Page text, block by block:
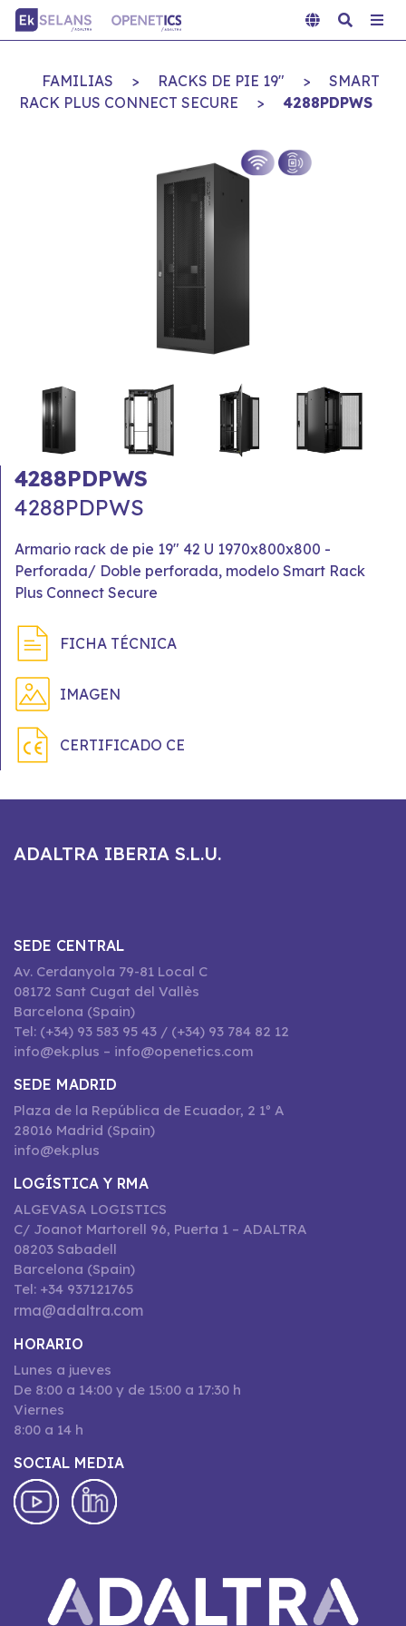
FAMILIAS > RACKS DE PIE 19" >
SMART
RACK PLUS CONNECT SECURE
> 4288PDPWS
4288PDPWS
4288PDPWS
Armario rack de pie 19" 42 U 1970x800x800 -
Perforada/ Doble perforada, modelo Smart Rack
Plus Connect Secure
FICHA TÉCNICA
IMAGEN
CERTIFICADO CE
ADALTRA IBERIA S.L.U.
SEDE CENTRAL
Av. Cerdanyola 79-81 Local C
08172 Sant Cugat del Vallès
Barcelona (Spain)
Tel: (+34) 93 583 95 43 / (+34) 93 784 82 12
info@ek.plus – info@openetics.com
SEDE MADRID
Plaza de la República de Ecuador, 2 1º A
28016 Madrid (Spain)
info@ek.plus
LOGÍSTICA Y RMA
ALGEVASA LOGISTICS
C/ Joanot Martorell 96, Puerta 1 – ADALTRA
08203 Sabadell
Barcelona (Spain)
Tel: +34 937121765
rma@adaltra.com
HORARIO
Lunes a jueves
De 8:00 a 14:00 y de 15:00 a 17:30 h
Viernes
8:00 a 14 h
SOCIAL MEDIA